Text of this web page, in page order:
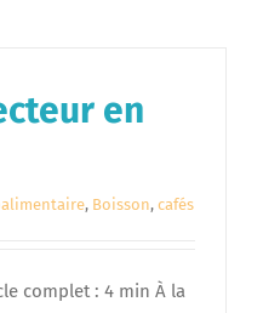
en
, Boisson, cafés
complet : 4 min À la